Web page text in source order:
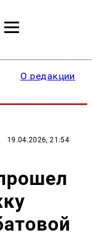
О редакции
19.04.2026, 21:54